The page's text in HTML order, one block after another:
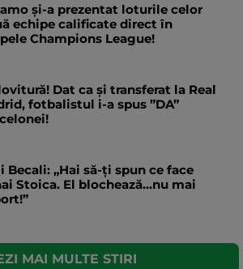
și-a prezentat loturile celor
echipe calificate direct în
Champions League!
Dat ca și transferat la Real
fotbalistul i-a spus ”DA”
Becali: „Hai să-ți spun ce face
Stoica. El blochează...nu mai
MAI MULTE STIRI